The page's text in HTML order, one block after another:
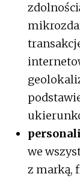
we
z marką,